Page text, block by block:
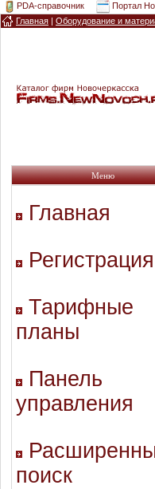
PDA-справочник Портал
Главная | Оборудование и
Меню
Главная
Регистрация
Тарифные
планы
Панель
управления
поиск